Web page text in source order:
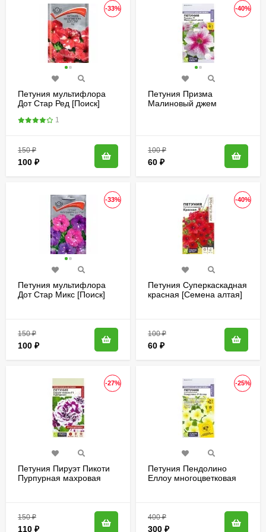
-33%
Петуния мультифлора
Дот Стар Ред [Поиск]
1
150₽
100 ₽
-40%
Петуния Призма
Малиновый джем
100₽
60 ₽
-33%
Петуния мультифлора
Дот Стар Микс [Поиск]
150₽
100 ₽
-40%
Петуния Суперкаскадная
красная [Семена алтая]
100₽
60 ₽
-27%
Петуния Пируэт Пикоти
Пурпурная махровая
150₽
110 ₽
-25%
Петуния Пендолино
Еллоу многоцветковая
400₽
300 ₽